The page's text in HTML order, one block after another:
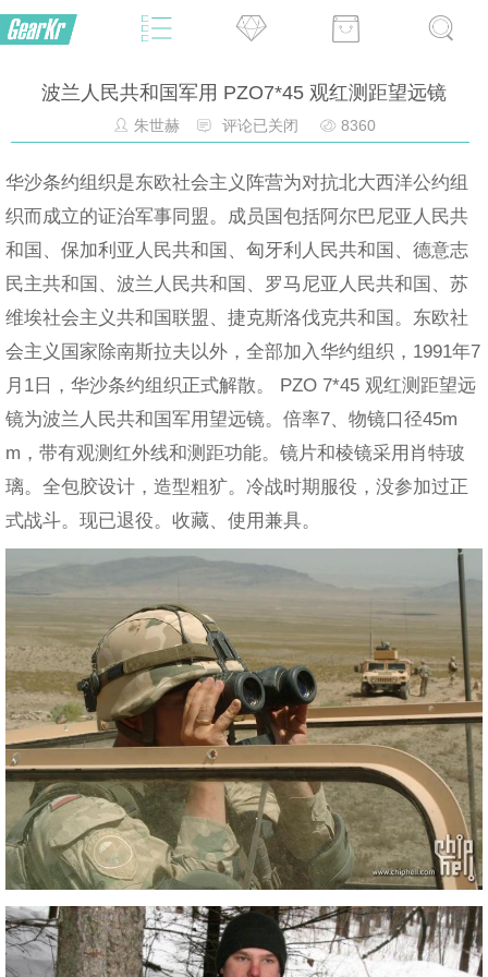
波兰人民共和国军用 PZO7*45 观红测距望远镜
朱世赫 评论已关闭 8360
华沙条约组织是东欧社会主义阵营为对抗北大西洋公约组
织而成立的证治军事同盟。成员国包括阿尔巴尼亚人民共
和国、保加利亚人民共和国、匈牙利人民共和国、德意志
民主共和国、波兰人民共和国、罗马尼亚人民共和国、苏
维埃社会主义共和国联盟、捷克斯洛伐克共和国。东欧社
会主义国家除南斯拉夫以外，全部加入华约组织，1991年7
月1日，华沙条约组织正式解散。 PZO 7*45 观红测距望远
镜为波兰人民共和国军用望远镜。倍率7、物镜口径45m
m，带有观测红外线和测距功能。镜片和棱镜采用肖特玻
璃。全包胶设计，造型粗犷。冷战时期服役，没参加过正
式战斗。现已退役。收藏、使用兼具。